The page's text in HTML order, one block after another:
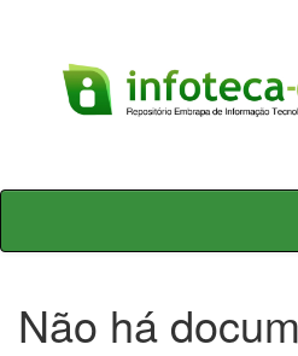
Skip
Não há